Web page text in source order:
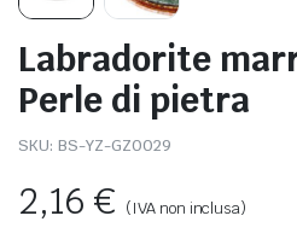
Labradorite
Perle di pietra
SKU: BS-YZ-GZ0029
2,16€ (IVA non inclusa)